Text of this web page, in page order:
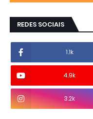
REDES SOCIAIS
1.1k
4.9k
3.2k